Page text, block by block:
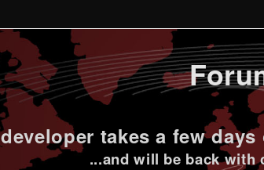
takes a few
...and will be back with